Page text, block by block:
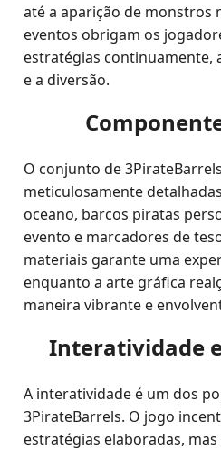
até a aparição de monstros
eventos obrigam os
estratégias continuamente,
e a diversão.
O conjunto de
meticulosamente
oceano, barcos piratas
evento e marcadores de
materiais garante uma
enquanto a arte gráfica
maneira vibrante e
Interatividade
A interatividade é um dos
3PirateBarrels. O jogo
estratégias elaboradas,